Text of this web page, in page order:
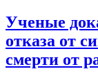
Ученые
отказа от
смерти от